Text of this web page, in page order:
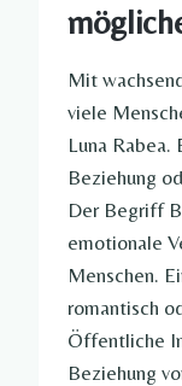
Mit
viele
Luna Rabea.
Beziehung
Der Begriff
emotionale
Menschen.
romantisch
Öffentliche
Beziehung